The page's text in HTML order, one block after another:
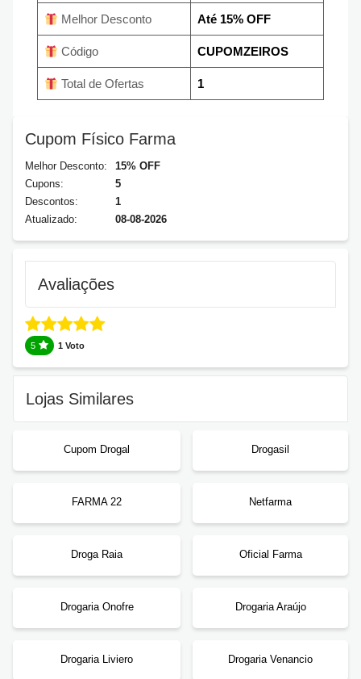
Melhor Desconto Até 15% OFF
Código CUPOMZEIROS
Total de Ofertas 1
Cupom Físico Farma
Melhor Desconto:
15% OFF
Cupons:
5
Descontos:
1
Atualizado:
08-08-2026
Avaliações
5 1 Voto
Lojas Similares
Cupom Drogal Drogasil
FARMA 22 Netfarma
Droga Raia Oficial Farma
Drogaria Onofre Drogaria Araújo
Drogaria Liviero Drogaria Venancio